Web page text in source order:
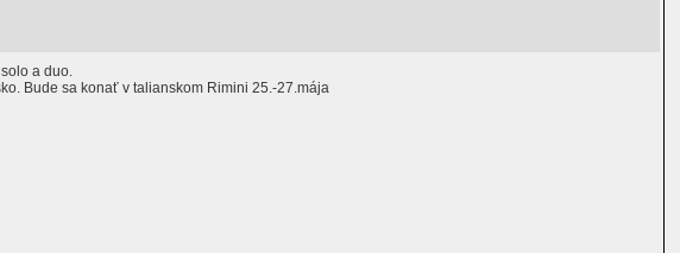
a duo.
Bude sa konať v talianskom Rimini 25.-27.mája